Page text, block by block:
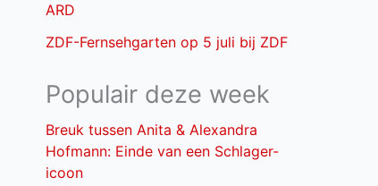
ARD
ZDF-Fernsehgarten op 5 juli bij ZDF
Populair deze week
Breuk tussen Anita & Alexandra
Hofmann: Einde van een Schlager-
icoon